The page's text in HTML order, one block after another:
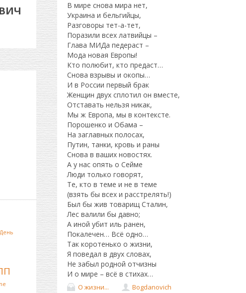
В мире снова мира нет,
Украина и бельгийцы,
Разговоры тет-а-тет,
Поразили всех латвийцы –
Глава МИДа педераст –
Мода новая Европы!
Кто полюбит, кто предаст…
Снова взрывы и окопы…
И в России первый брак
Женщин двух сплотил он вместе,
Отставать нельзя никак,
Мы ж Европа, мы в контексте.
Порошенко и Обама –
На заглавных полосах,
Путин, танки, кровь и раны
Снова в ваших новостях.
А у нас опять о Сейме
Люди только говорят,
Те, кто в теме и не в теме
(взять бы всех и расстрелять!)
Был бы жив товарищ Сталин,
Лес валили бы давно;
А иной убит иль ранен,
Покалечен… Всё одно…
Так коротенько о жизни,
Я поведал в двух словах,
Не забыл родной отчизны
И о мире – всё в стихах…
О жизни... Bogdanovich
День